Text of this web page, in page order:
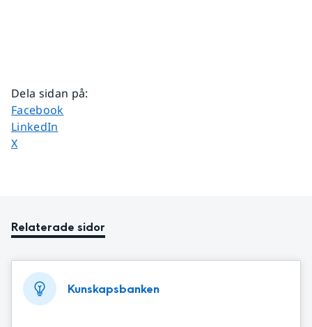
Dela sidan på:
Dela sidan på
Facebook
Dela sidan på
LinkedIn
Dela sidan på
X
Relaterade sidor
Kunskapsbanken